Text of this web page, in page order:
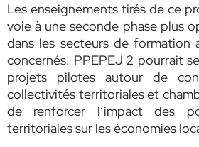
Les enseignements tirés de ce
voie à une seconde phase plus
dans les secteurs de formation
concernés. PPEPEJ 2 pourrait
projets pilotes autour de
collectivités territoriales et
de renforcer l’impact des
territoriales sur les économies